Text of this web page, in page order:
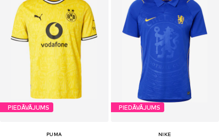
PIEDĀVĀJUMS
PUMA
PIEDĀVĀJUMS
NIKE